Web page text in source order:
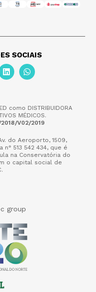
SOCIAIS
como DISTRIBUIDORA
MÉDICOS.
V02/2019
do Aeroporto, 1509,
n° 513 542 434, que é
na Conservatória do
o capital social de